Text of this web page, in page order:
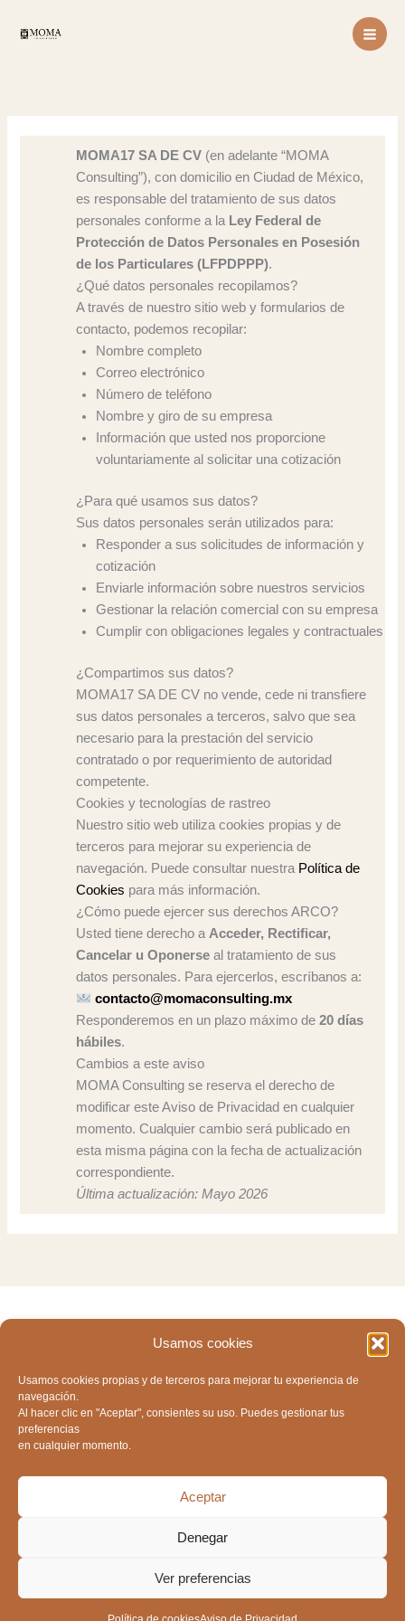
Usamos cookies
Usamos cookies propias y de terceros para mejorar tu experiencia de
navegación.
Al hacer clic en "Aceptar", consientes su uso. Puedes gestionar tus
preferencias
en cualquier momento.
Aceptar
Denegar
Ver preferencias
MOMA17 SA DE CV (en adelante “MOMA
Consulting”), con domicilio en Ciudad de México,
es responsable del tratamiento de sus datos
personales conforme a la Ley Federal de
Protección de Datos Personales en Posesión
de los Particulares (LFPDPPP).
¿Qué datos personales recopilamos?
A través de nuestro sitio web y formularios de
contacto, podemos recopilar:
Nombre completo
Correo electrónico
Número de teléfono
Nombre y giro de su empresa
Información que usted nos proporcione
voluntariamente al solicitar una cotización
¿Para qué usamos sus datos?
Sus datos personales serán utilizados para:
Responder a sus solicitudes de información y
cotización
Enviarle información sobre nuestros servicios
Gestionar la relación comercial con su empresa
Cumplir con obligaciones legales y contractuales
¿Compartimos sus datos?
MOMA17 SA DE CV no vende, cede ni transfiere
sus datos personales a terceros, salvo que sea
necesario para la prestación del servicio
contratado o por requerimiento de autoridad
competente.
Cookies y tecnologías de rastreo
Nuestro sitio web utiliza cookies propias y de
terceros para mejorar su experiencia de
navegación. Puede consultar nuestra Política de
Cookies para más información.
¿Cómo puede ejercer sus derechos ARCO?
Usted tiene derecho a Acceder, Rectificar,
Cancelar u Oponerse al tratamiento de sus
datos personales. Para ejercerlos, escríbanos a:
contacto@momaconsulting.mx
Responderemos en un plazo máximo de20 días
hábiles.
Cambios a este aviso
MOMA Consulting se reserva el derecho de
modificar este Aviso de Privacidad en cualquier
momento. Cualquier cambio será publicado en
esta misma página con la fecha de actualización
correspondiente.
Última actualización: Mayo 2026
Servicios
Contacto